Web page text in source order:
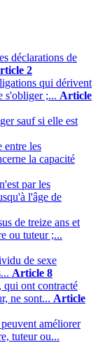
déclarations de
2
qui dérivent
s'obliger ;... Article
sauf si elle est
entre les
la capacité
par les
l'âge de
de treize ans et
ou tuteur ;...
de sexe
Article 8
qui ont contracté
ne sont... Article
améliorer
tuteur ou...